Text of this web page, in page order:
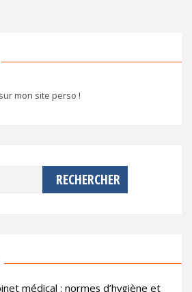
mon site perso !
médical : normes d’hygiène et